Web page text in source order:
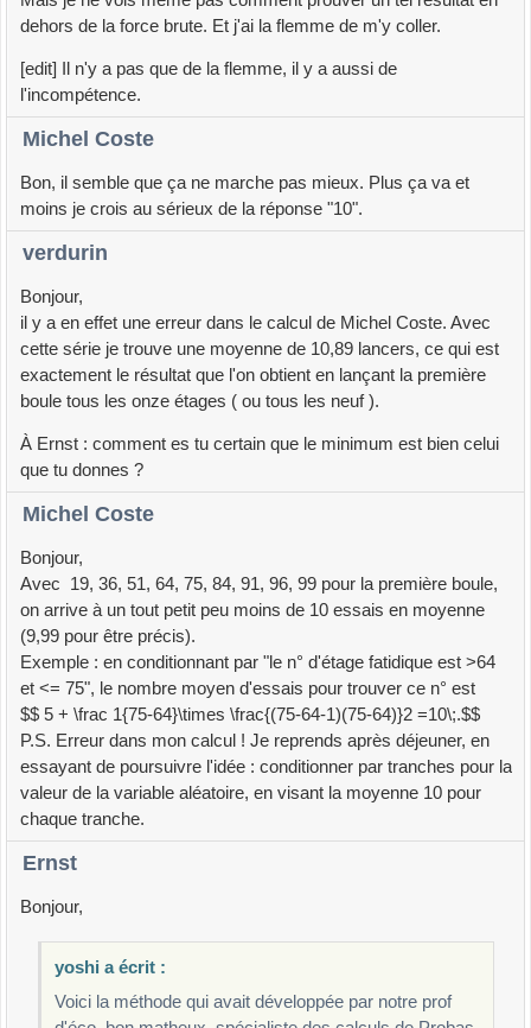
dehors de la force brute. Et j'ai la flemme de m'y coller.
[edit] Il n'y a pas que de la flemme, il y a aussi de
l'incompétence.
Michel Coste
Bon, il semble que ça ne marche pas mieux. Plus ça va et
moins je crois au sérieux de la réponse "10".
verdurin
Bonjour,
il y a en effet une erreur dans le calcul de Michel Coste. Avec
cette série je trouve une moyenne de 10,89 lancers, ce qui est
exactement le résultat que l'on obtient en lançant la première
boule tous les onze étages ( ou tous les neuf ).
À Ernst : comment es tu certain que le minimum est bien celui
que tu donnes ?
Michel Coste
Bonjour,
Avec 19, 36, 51, 64, 75, 84, 91, 96, 99 pour la première boule,
on arrive à un tout petit peu moins de 10 essais en moyenne
(9,99 pour être précis).
Exemple : en conditionnant par "le n° d'étage fatidique est >64
et <= 75", le nombre moyen d'essais pour trouver ce n° est
$$ 5 + \frac 1{75-64}\times \frac{(75-64-1)(75-64)}2 =10\;.$$
P.S. Erreur dans mon calcul ! Je reprends après déjeuner, en
essayant de poursuivre l'idée : conditionner par tranches pour la
valeur de la variable aléatoire, en visant la moyenne 10 pour
chaque tranche.
Ernst
Bonjour,
yoshi a écrit :
Voici la méthode qui avait développée par notre prof